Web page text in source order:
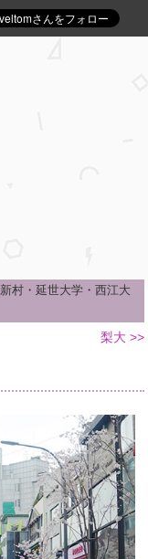
新村・延世大学・西江大
梨大 >>